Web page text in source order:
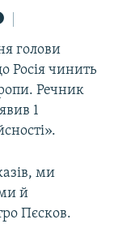
голови
Росія чинить
Речник
1
ми
й
Пєсков.